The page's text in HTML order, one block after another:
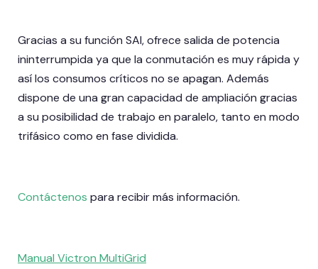
Gracias a su función SAI, ofrece salida de potencia
ininterrumpida ya que la conmutación es muy rápida y
así los consumos críticos no se apagan. Además
dispone de una gran capacidad de ampliación gracias
a su posibilidad de trabajo en paralelo, tanto en modo
trifásico como en fase dividida.
Contáctenos para recibir más información.
Manual Victron MultiGrid